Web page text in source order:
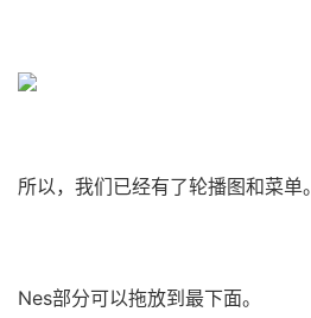
所以，我们已经有了轮播图和菜单。
Nes部分可以拖放到最下面。